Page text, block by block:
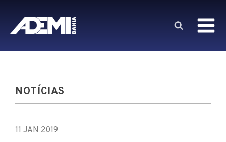
NOTÍCIAS
11 JAN 2019